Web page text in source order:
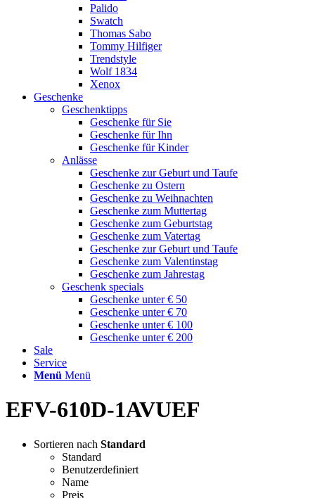
Palido
Swatch
Thomas Sabo
Tommy Hilfiger
Trendstyle
Wolf 1834
Xenox
Geschenke
Geschenktipps
Geschenke für Sie
Geschenke für Ihn
Geschenke für Kinder
Anlässe
Geschenke zur Geburt und Taufe
Geschenke zu Ostern
Geschenke zu Weihnachten
Geschenke zum Muttertag
Geschenke zum Geburtstag
Geschenke zum Vatertag
Geschenke zur Geburt und Taufe
Geschenke zum Valentinstag
Geschenke zum Jahrestag
Geschenk specials
Geschenke unter € 50
Geschenke unter € 70
Geschenke unter € 100
Geschenke unter € 200
Sale
Service
Menü Menü
EFV-610D-1AVUEF
Sortieren nach Standard
Standard
Benutzerdefiniert
Name
Preis